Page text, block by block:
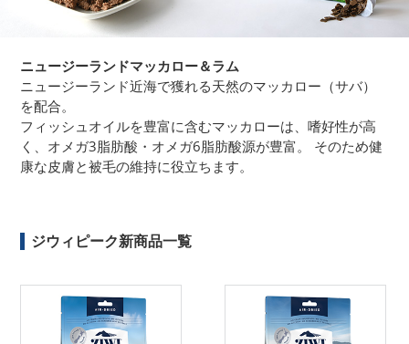
ニュージーランドマッカロー＆ラム
ニュージーランド近海で獲れる天然のマッカロー（サバ）
を配合。
フィッシュオイルを豊富に含むマッカローは、嗜好性が高
く、オメガ3脂肪酸・オメガ6脂肪酸源が豊富。 そのため健
康な皮膚と被毛の維持に役立ちます。
ジウィピーク新商品一覧